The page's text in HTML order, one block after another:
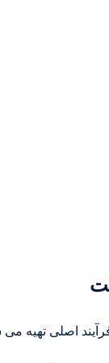
اصلی تهیه